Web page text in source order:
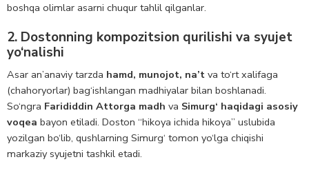
boshqa olimlar asarni chuqur tahlil qilganlar.
2. Dostonning kompozitsion qurilishi va syujet
yo‘nalishi
Asar an’anaviy tarzda hamd, munojot, na’t va to‘rt xalifaga
(chahoryorlar) bag‘ishlangan madhiyalar bilan boshlanadi.
So‘ngra Farididdin Attorga madh va Simurg‘ haqidagi asosiy
voqea bayon etiladi. Doston “hikoya ichida hikoya” uslubida
yozilgan bo‘lib, qushlarning Simurg‘ tomon yo‘lga chiqishi
markaziy syujetni tashkil etadi.